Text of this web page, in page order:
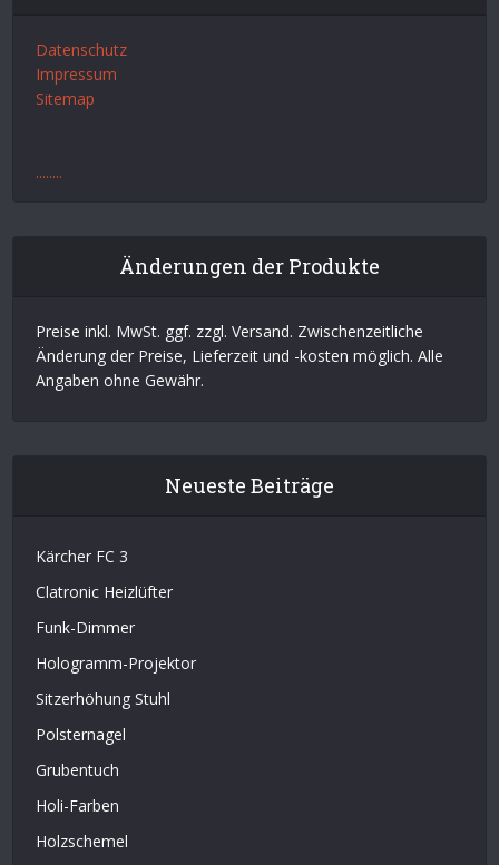
Datenschutz
Impressum
Sitemap
........
Änderungen der Produkte
Preise inkl. MwSt. ggf. zzgl. Versand. Zwischenzeitliche
Änderung der Preise, Lieferzeit und -kosten möglich. Alle
Angaben ohne Gewähr.
Neueste Beiträge
Kärcher FC 3
Clatronic Heizlüfter
Funk-Dimmer
Hologramm-Projektor
Sitzerhöhung Stuhl
Polsternagel
Grubentuch
Holi-Farben
Holzschemel